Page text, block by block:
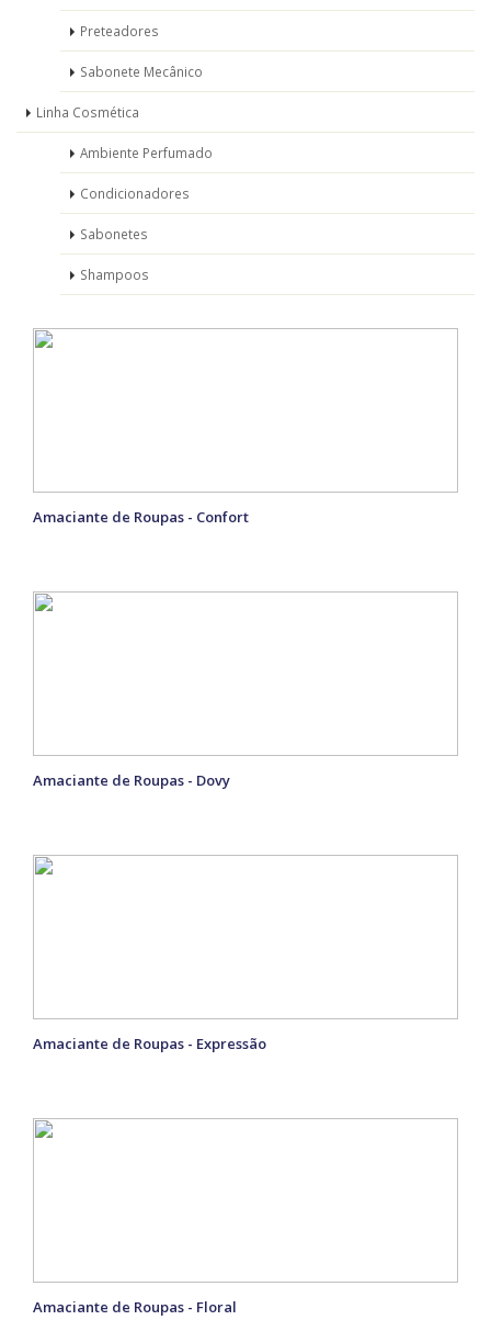
Preteadores
Sabonete Mecânico
Linha Cosmética
Ambiente Perfumado
Condicionadores
Sabonetes
Shampoos
Amaciante de Roupas - Confort
Amaciante de Roupas - Dovy
Amaciante de Roupas - Expressão
Amaciante de Roupas - Floral